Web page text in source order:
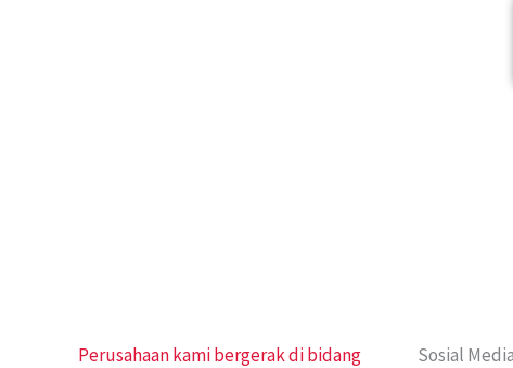
Perusahaan kami bergerak di bidang
Sosial Media